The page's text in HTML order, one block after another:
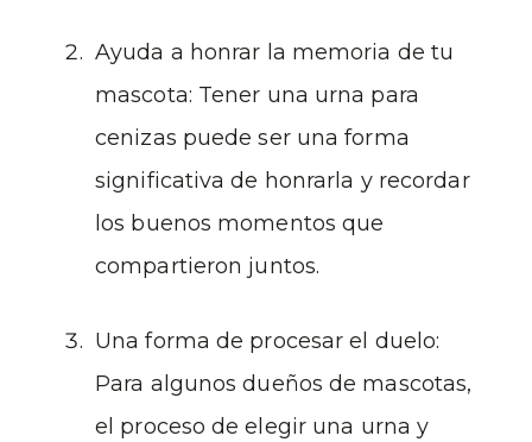
Ayuda a honrar la memoria de tu
mascota: Tener una urna para
cenizas puede ser una forma
significativa de honrarla y recordar
los buenos momentos que
compartieron juntos.
Una forma de procesar el duelo:
Para algunos dueños de mascotas,
el proceso de elegir una urna y